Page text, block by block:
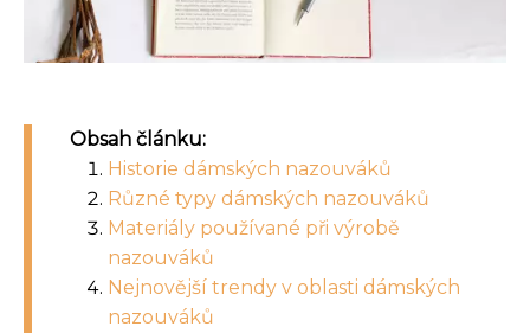
Obsah článku:
Historie dámských nazouváků
Různé typy dámských nazouváků
Materiály používané při výrobě
nazouváků
Nejnovější trendy v oblasti dámských
nazouváků